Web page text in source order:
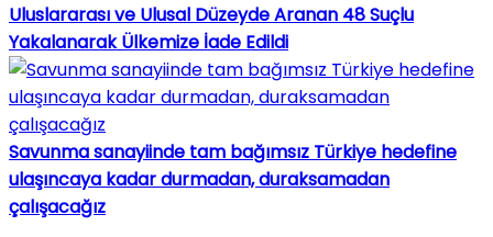
Uluslararası ve Ulusal Düzeyde Aranan 48 Suçlu
Yakalanarak Ülkemize İade Edildi
Savunma sanayiinde tam bağımsız Türkiye hedefine
ulaşıncaya kadar durmadan, duraksamadan
çalışacağız